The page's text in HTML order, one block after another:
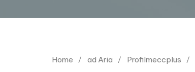
Home ad Aria Profilmeccplus